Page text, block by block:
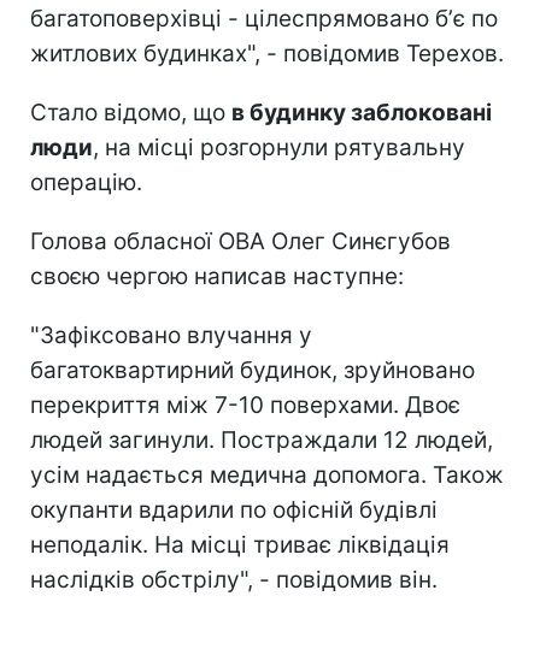
багатоповерхівці - цілеспрямовано бʼє по
житлових будинках", - повідомив Терехов.
Стало відомо, що в будинку заблоковані
люди, на місці розгорнули рятувальну
операцію.
Голова обласної ОВА Олег Синєгубов
своєю чергою написав наступне:
"Зафіксовано влучання у
багатоквартирний будинок, зруйновано
перекриття між 7-10 поверхами. Двоє
людей загинули. Постраждали 12 людей,
усім надається медична допомога. Також
окупанти вдарили по офісній будівлі
неподалік. На місці триває ліквідація
наслідків обстрілу", - повідомив він.